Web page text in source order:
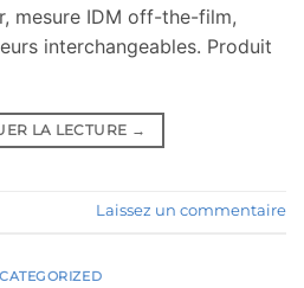
mesure IDM off-the-film,
interchangeables. Produit
LA LECTURE →
Laissez un commentaire